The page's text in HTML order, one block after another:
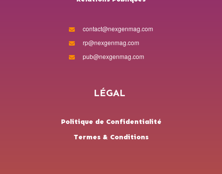
contact@nexgenmag.com
rp@nexgenmag.com
pub@nexgenmag.com
LÉGAL
Politique de Confidentialité
Termes & Conditions